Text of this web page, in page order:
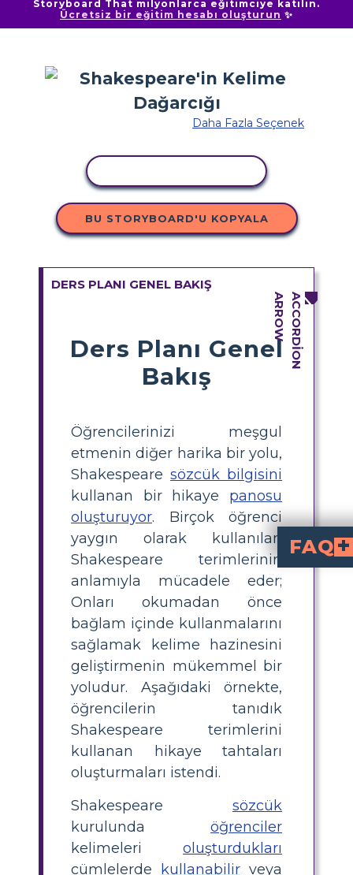
Storyboard That milyonlarca eğitimciye katılın.
Ücretsiz bir eğitim hesabı oluşturun ✨
Daha Fazla Seçenek
BU STORYBOARD'U KOPYALA
DERS PLANI GENEL BAKIŞ
Ders Planı Genel
Bakış
Öğrencilerinizi meşgul
etmenin diğer harika bir yolu,
Shakespeare sözcük bilgisini
kullanan bir hikaye panosu
oluşturuyor. Birçok öğrenci
yaygın olarak kullanılan
Shakespeare terimlerinin
anlamıyla mücadele eder;
Onları okumadan önce
bağlam içinde kullanmalarını
sağlamak kelime hazinesini
geliştirmenin mükemmel bir
yoludur. Aşağıdaki örnekte,
öğrencilerin tanıdık
Shakespeare terimlerini
kullanan hikaye tahtaları
oluşturmaları istendi.
Shakespeare sözcük
kurulunda öğrenciler
kelimeleri oluşturdukları
cümlelerde
kullanabilir veya
FAQ